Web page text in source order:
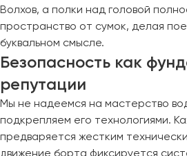
Волхов, а полки над головой
пространство от сумок, делая
буквальном смысле.
Безопасность как
репутации
Мы не надеемся на мастерство
подкрепляем его технологиями.
предваряется жестким
движение борта фиксируется